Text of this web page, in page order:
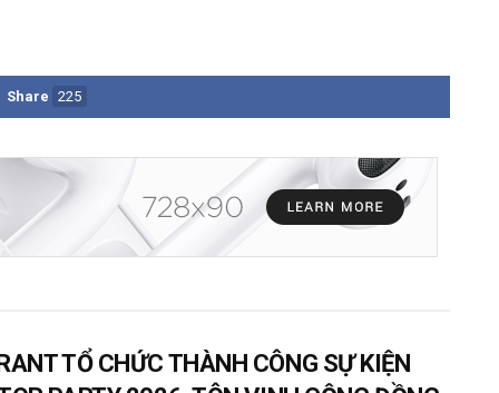
Share 225
TỔ CHỨC THÀNH CÔNG SỰ KIỆN